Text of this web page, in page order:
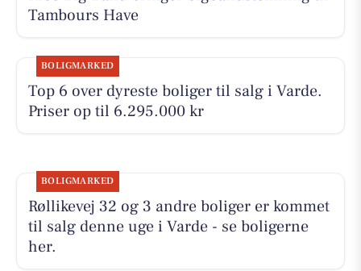
Tambours Have
BOLIGMARKED
Top 6 over dyreste boliger til salg i Varde.
Priser op til 6.295.000 kr
BOLIGMARKED
Røllikevej 32 og 3 andre boliger er kommet
til salg denne uge i Varde - se boligerne
her.